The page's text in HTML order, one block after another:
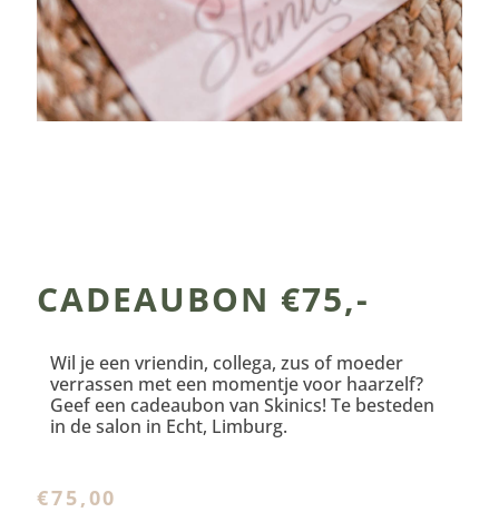
CADEAUBON €75,-
Wil je een vriendin, collega, zus of moeder
verrassen met een momentje voor haarzelf?
Geef een cadeaubon van Skinics! Te besteden
in de salon in Echt, Limburg.
€75,00